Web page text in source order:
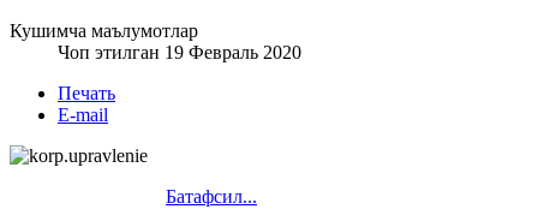
Кушимча маълумотлар
Чоп этилган 19 Февраль 2020
Печать
E-mail
Батафсил...